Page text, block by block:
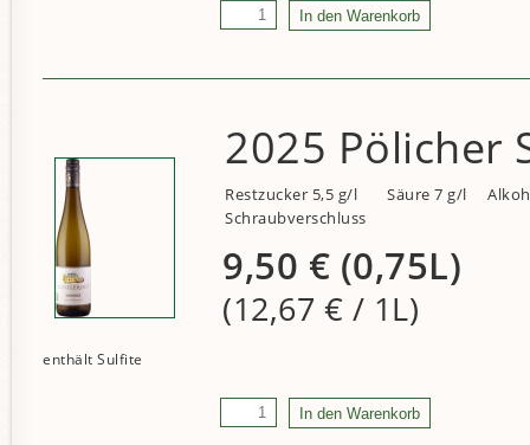
2025 Pölicher
Restzucker 5,5 g/l Säure 7 g/l
Schraubverschluss
9,50 € (0,75L)
(12,67 € / 1L)